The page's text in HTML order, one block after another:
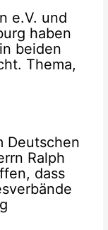
e.V. und
haben
beiden
Thema,
Deutschen
Ralph
dass